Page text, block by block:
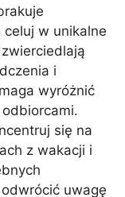
w unikalne
i
wyróżnić
się na
z wakacji i
odwrócić uwagę